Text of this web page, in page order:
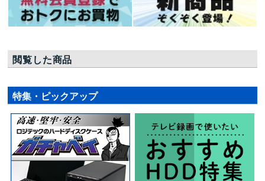
閲覧した商品
特集・ピックアップ